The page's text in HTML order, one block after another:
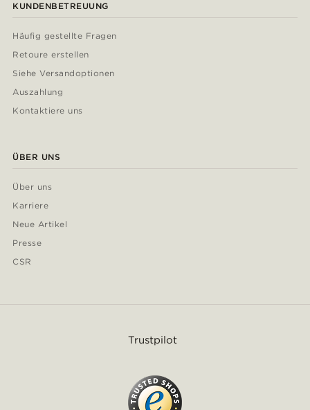
KUNDENBETREUUNG
Häufig gestellte Fragen
Retoure erstellen
Siehe Versandoptionen
Auszahlung
Kontaktiere uns
ÜBER UNS
Über uns
Karriere
Neue Artikel
Presse
CSR
Trustpilot